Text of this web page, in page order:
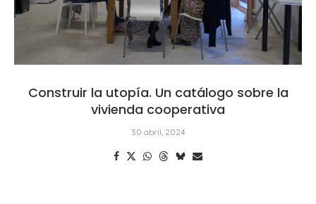
Construir la utopía. Un catálogo sobre la
vivienda cooperativa
30 abril, 2024